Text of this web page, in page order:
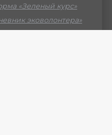
«Зеленый курс»
эковолонтера»